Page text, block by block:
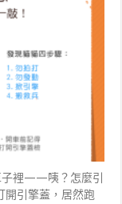
子裡——咦？怎麼引
開引擎蓋，居然跑